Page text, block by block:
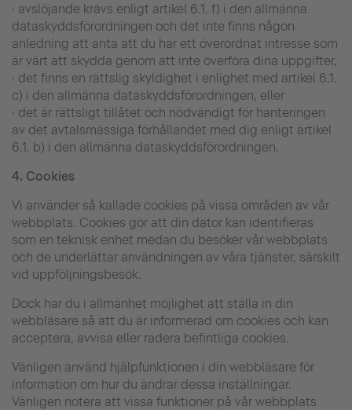
· avslöjande krävs enligt artikel 6.1. f) i den allmänna
dataskyddsförordningen och det inte finns någon
anledning att anta att du har ett överordnat intresse som
är värt att skydda genom att inte överföra dina uppgifter,
· det finns en rättslig skyldighet i enlighet med artikel 6.1.
c) i den allmänna dataskyddsförordningen, eller
· det är rättsligt tillåtet och nödvändigt för hanteringen
av det avtalsmässiga förhållandet med dig enligt artikel
6.1. b) i den allmänna dataskyddsförordningen.
4. Cookies
Vi använder så kallade cookies på vissa områden av vår
webbplats. Cookies gör att din dator kan identifieras
som en teknisk enhet medan du besöker vår webbplats
och de underlättar användningen av våra tjänster, särskilt
vid uppföljningsbesök.
Dock har du i allmänhet möjlighet att ställa in din
webbläsare så att du är informerad om cookies och kan
acceptera, avvisa eller radera befintliga cookies.
Vänligen använd hjälpfunktionen i din webbläsare för
information om hur du ändrar dessa inställningar.
Vänligen notera att vissa funktioner på vår webbplats